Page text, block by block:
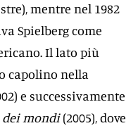
mentre nel 1982
Spielberg come
Il lato più
capolino nella
e successivamente
dei mondi(2005), dove